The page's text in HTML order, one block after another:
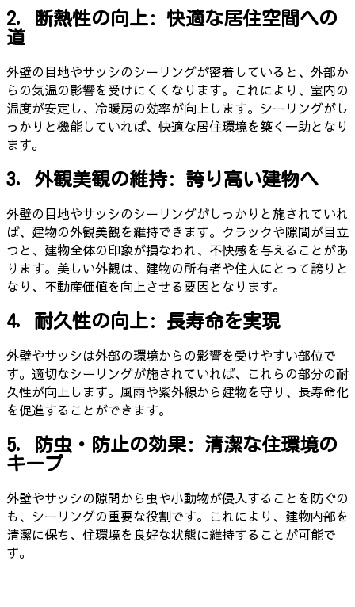
2. 断熱性の向上: 快適な居住空間への
道
外壁の目地やサッシのシーリングが密着していると、外部か
らの気温の影響を受けにくくなります。これにより、室内の
温度が安定し、冷暖房の効率が向上します。シーリングがし
っかりと機能していれば、快適な居住環境を築く一助となり
ます。
3. 外観美観の維持: 誇り高い建物へ
外壁の目地やサッシのシーリングがしっかりと施されていれ
ば、建物の外観美観を維持できます。クラックや隙間が目立
つと、建物全体の印象が損なわれ、不快感を与えることがあ
ります。美しい外観は、建物の所有者や住人にとって誇りと
なり、不動産価値を向上させる要因となります。
4. 耐久性の向上: 長寿命を実現
外壁やサッシは外部の環境からの影響を受けやすい部位で
す。適切なシーリングが施されていれば、これらの部分の耐
久性が向上します。風雨や紫外線から建物を守り、長寿命化
を促進することができます。
5. 防虫・防止の効果: 清潔な住環境の
キープ
外壁やサッシの隙間から虫や小動物が侵入することを防ぐの
も、シーリングの重要な役割です。これにより、建物内部を
清潔に保ち、住環境を良好な状態に維持することが可能で
す。